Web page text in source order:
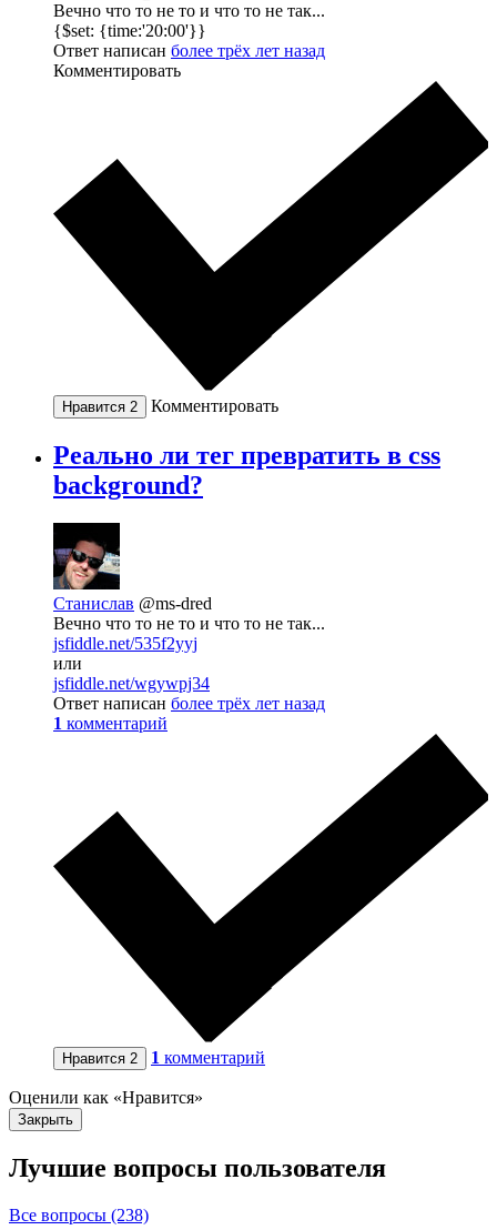
Вечно что то не то и что то не так...
{$set: {time:'20:00'}}
Ответ написан более трёх лет назад
Комментировать
Нравится 2 Комментировать
Реально ли тег превратить в css
background?
Станислав @ms-dred
Вечно что то не то и что то не так...
jsfiddle.net/535f2yyj
или
jsfiddle.net/wgywpj34
Ответ написан более трёх лет назад
1 комментарий
Нравится 2 1 комментарий
Оценили как «Нравится»
Закрыть
Лучшие вопросы пользователя
Все вопросы (238)